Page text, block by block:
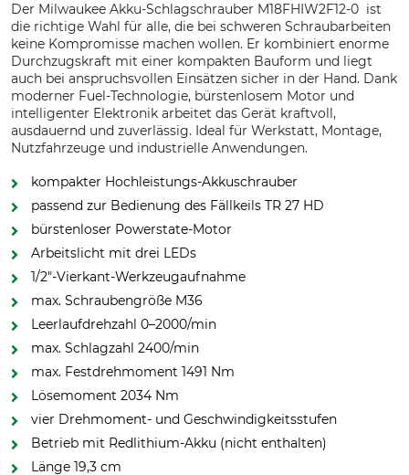
Der Milwaukee Akku-Schlagschrauber M18FHIW2F12-0 ist
die richtige Wahl für alle, die bei schweren Schraubarbeiten
keine Kompromisse machen wollen. Er kombiniert enorme
Durchzugskraft mit einer kompakten Bauform und liegt
auch bei anspruchsvollen Einsätzen sicher in der Hand. Dank
moderner Fuel-Technologie, bürstenlosem Motor und
intelligenter Elektronik arbeitet das Gerät kraftvoll,
ausdauernd und zuverlässig. Ideal für Werkstatt, Montage,
Nutzfahrzeuge und industrielle Anwendungen.
kompakter Hochleistungs-Akkuschrauber
passend zur Bedienung des Fällkeils TR 27 HD
bürstenloser Powerstate-Motor
Arbeitslicht mit drei LEDs
1/2"-Vierkant-Werkzeugaufnahme
max. Schraubengröße M36
Leerlaufdrehzahl 0–2000/min
max. Schlagzahl 2400/min
max. Festdrehmoment 1491 Nm
Lösemoment 2034 Nm
vier Drehmoment- und Geschwindigkeitsstufen
Betrieb mit Redlithium-Akku (nicht enthalten)
Länge 19,3 cm